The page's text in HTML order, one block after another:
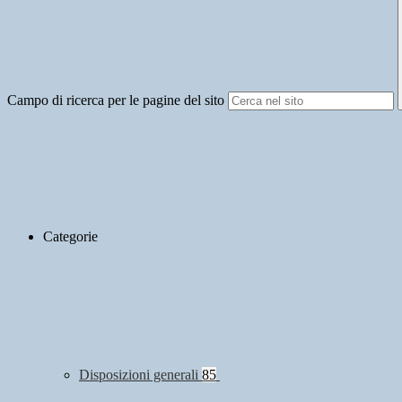
Campo di ricerca per le pagine del sito
Categorie
Disposizioni generali 85